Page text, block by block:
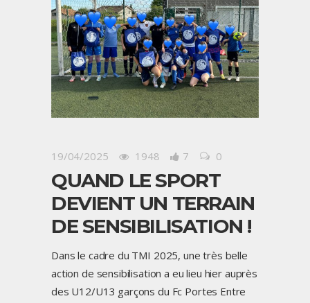
19/04/2025 1948 7 0
QUAND LE SPORT
DEVIENT UN TERRAIN
DE SENSIBILISATION !
Dans le cadre du TMI 2025, une très belle
action de sensibilisation a eu lieu hier auprès
des U12/U13 garçons du Fc Portes Entre